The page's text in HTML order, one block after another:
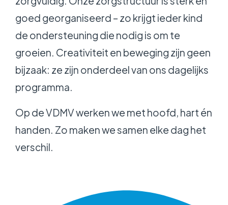
goed georganiseerd – zo krijgt ieder kind
de ondersteuning die nodig is om te
groeien. Creativiteit en beweging zijn geen
bijzaak: ze zijn onderdeel van ons dagelijks
programma.
Op de VDMV werken we met hoofd, hart én
handen. Zo maken we samen elke dag het
verschil.